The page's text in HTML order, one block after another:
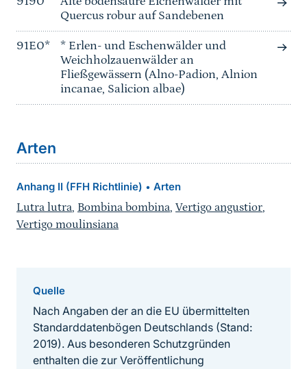
Quercus robur auf Sandebenen
91E0*
* Erlen- und Eschenwälder und
Weichholzauenwälder an
Fließgewässern (Alno-Padion, Alnion
incanae, Salicion albae)
Arten
Anhang II (FFH Richtlinie) • Arten
Lutra lutra, Bombina bombina, Vertigo angustior,
Vertigo moulinsiana
Quelle
Nach Angaben der an die EU übermittelten
Standarddatenbögen Deutschlands (Stand:
2019). Aus besonderen Schutzgründen
enthalten die zur Veröffentlichung